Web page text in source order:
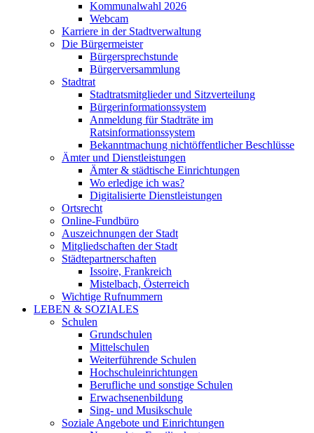
Kommunalwahl 2026
Webcam
Karriere in der Stadtverwaltung
Die Bürgermeister
Bürgersprechstunde
Bürgerversammlung
Stadtrat
Stadtratsmitglieder und Sitzverteilung
Bürgerinformationssystem
Anmeldung für Stadträte im
Ratsinformationssystem
Bekanntmachung nichtöffentlicher Beschlüsse
Ämter und Dienstleistungen
Ämter & städtische Einrichtungen
Wo erledige ich was?
Digitalisierte Dienstleistungen
Ortsrecht
Online-Fundbüro
Auszeichnungen der Stadt
Mitgliedschaften der Stadt
Städtepartnerschaften
Issoire, Frankreich
Mistelbach, Österreich
Wichtige Rufnummern
LEBEN & SOZIALES
Schulen
Grundschulen
Mittelschulen
Weiterführende Schulen
Hochschuleinrichtungen
Berufliche und sonstige Schulen
Erwachsenenbildung
Sing- und Musikschule
Soziale Angebote und Einrichtungen